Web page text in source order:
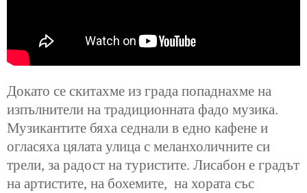
Докато се скитахме из града попаднахме на
изпълнители на традиционната фадо музика.
Музикантите бяха седнали в едно кафене и
огласяха цялата улица с меланхоличните си
трели, за радост на туристите. Лисабон е градът
на артистите, на бохемите, на хората със